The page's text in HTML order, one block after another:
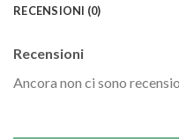
RECENSIONI (0)
Recensioni
Ancora non ci sono